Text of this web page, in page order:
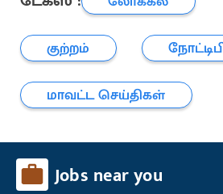
குற்றம்
மாவட்ட செய்திகள்
Jobs near you